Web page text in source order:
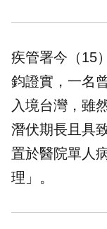
疾管署今（15
鈞證實，一名
入境台灣，雖
潛伏期長且具
置於醫院單人
理」。